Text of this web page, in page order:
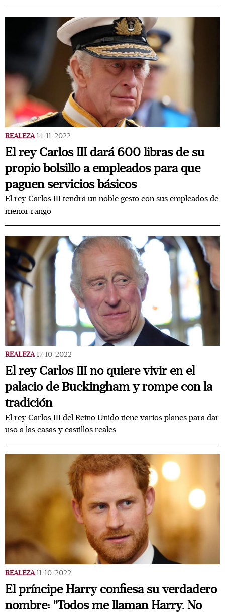
REALEZA 14/11/2022
El rey Carlos III dará 600 libras de su
propio bolsillo a empleados para que
paguen servicios básicos
El rey Carlos III tendrá un noble gesto con sus empleados de
menor rango
REALEZA 17/10/2022
El rey Carlos III no quiere vivir en el
palacio de Buckingham y rompe con la
tradición
El rey Carlos III del Reino Unido tiene varios planes para dar
uso a las casas y castillos reales
REALEZA 11/10/2022
El príncipe Harry confiesa su verdadero
nombre: "Todos me llaman Harry. No